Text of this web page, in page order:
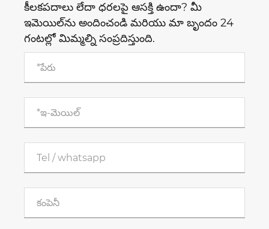
కీలకపదాలు లేదా ధరలపై ఆసక్తి ఉందా? మీ
ఇమెయిల్‌ను అందించండి మరియు మా బృందం 24
గంటల్లో మిమ్మల్ని సంప్రదిస్తుంది.